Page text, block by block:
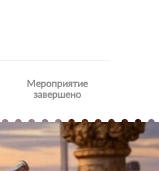
Мероприятие
завершено